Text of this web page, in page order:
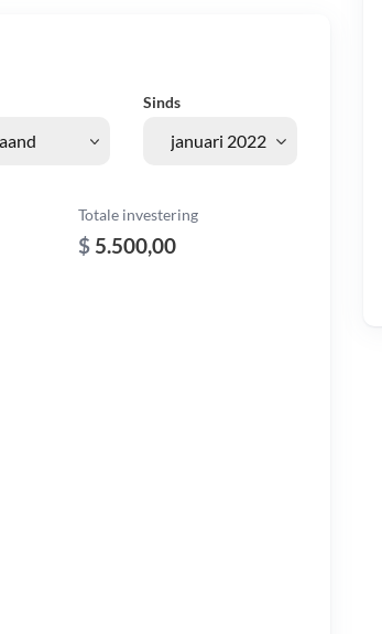
Sinds
Totale investering
$ 5.500,00